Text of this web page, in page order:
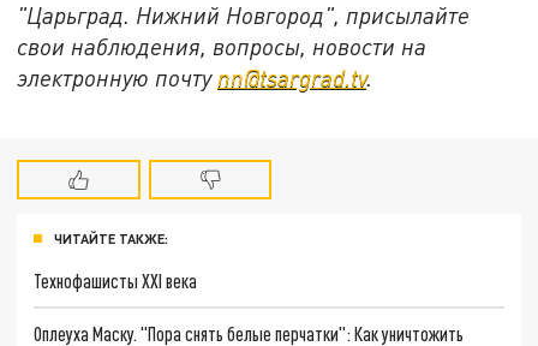
"Царьград. Нижний Новгород", присылайте
свои наблюдения, вопросы, новости на
электронную почту nn@tsargrad.tv.
ЧИТАЙТЕ ТАКЖЕ:
Технофашисты XXI века
Оплеуха Маску. "Пора снять белые перчатки": Как уничтожить